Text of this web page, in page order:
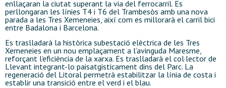
enllaçaran la ciutat superant la via del ferrocarril. Es
perllongaran les línies T4 i T6 del Trambesòs amb una nova
parada a les Tres Xemeneies, així com es millorarà el carril bici
entre Badalona i Barcelona.
Es traslladarà la històrica subestació elèctrica de les Tres
Xemeneies en un nou emplaçament a l’avinguda Maresme,
reforçant l’eficiència de la xarxa. Es traslladarà el col·lector de
Llevant integrant-lo paisatgisticament dins del Parc. La
regeneració del Litoral permetrà estabilitzar la línia de costa i
establir una transició entre el verd i el blau.